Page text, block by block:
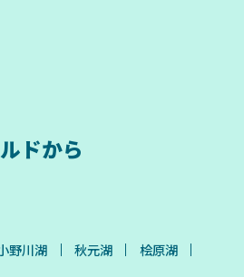
ドから
野川湖 秋元湖
桧原湖